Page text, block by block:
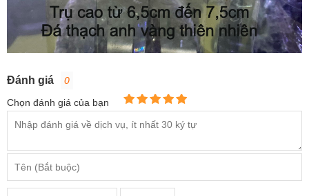
Đánh giá
0
Chọn đánh giá của bạn